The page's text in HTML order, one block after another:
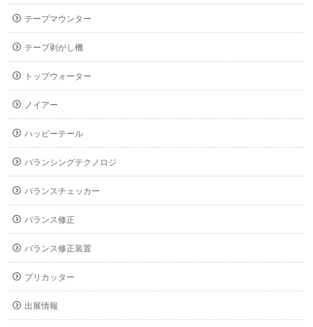
テープマウンター
テープ剥がし機
トップウォーター
ノイアー
ハッピーテール
バランシングテクノロジ
バランスチェッカー
バランス修正
バランス修正装置
プリカッター
出展情報